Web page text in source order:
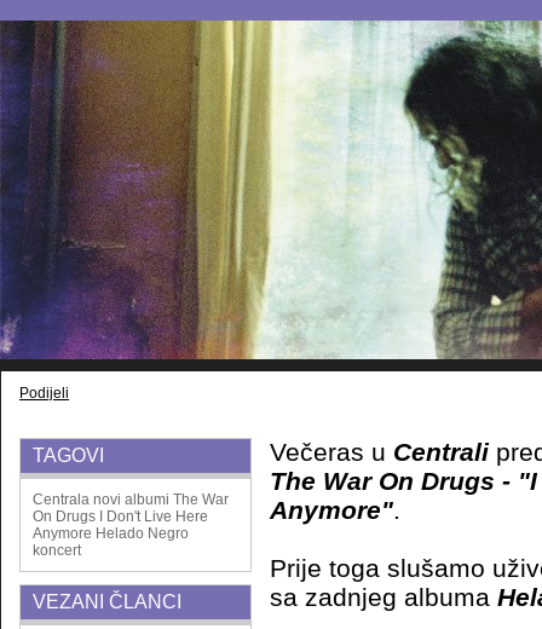
Podijeli
TAGOVI
Centrala novi albumi The War
On Drugs I Don't Live Here
Anymore Helado Negro
koncert
VEZANI ČLANCI
Večeras u Centrali
The War On Drugs -
Anymore".
Prije toga slušamo
sa zadnjeg albuma